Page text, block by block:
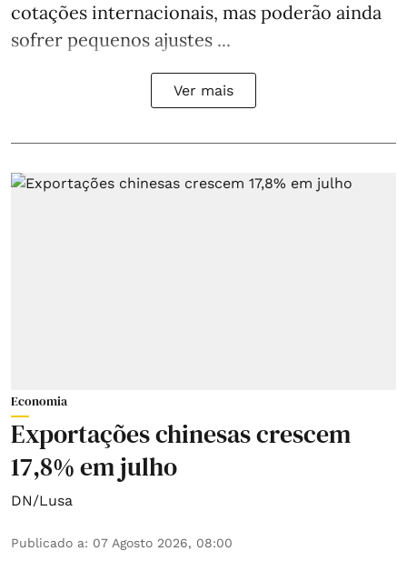
cotações internacionais, mas poderão ainda
sofrer pequenos ajustes ...
Ver mais
Economia
Exportações chinesas crescem
17,8% em julho
DN/Lusa
Publicado a: 07 Agosto 2026, 08:00